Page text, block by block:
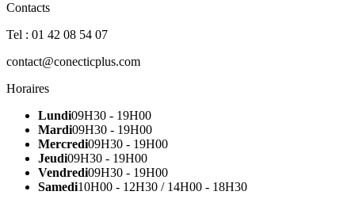
Contacts
Tel : 01 42 08 54 07
contact@conecticplus.com
Horaires
Lundi09H30 - 19H00
Mardi09H30 - 19H00
Mercredi09H30 - 19H00
Jeudi09H30 - 19H00
Vendredi09H30 - 19H00
Samedi10H00 - 12H30 / 14H00 - 18H30